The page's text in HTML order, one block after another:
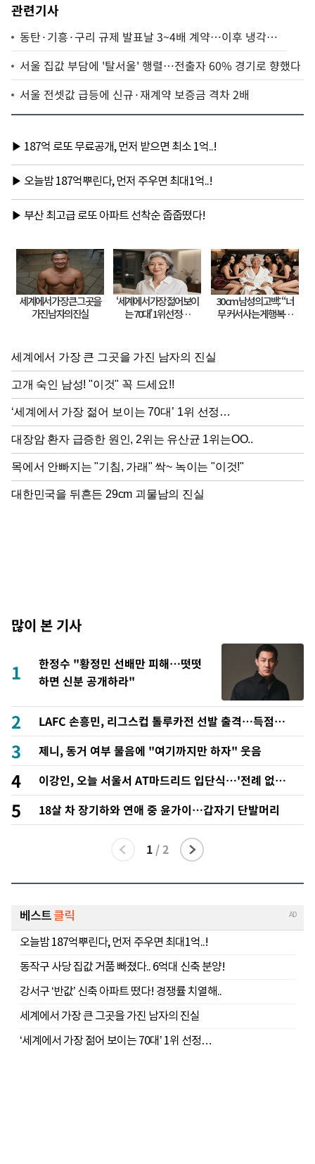
관련기사
동탄·기흥·구리 규제 발표날 3~4배 계약…이후 냉각기
로
서울 집값 부담에 '탈서울' 행렬…전출자 60% 경기로 향했다
서울 전셋값 급등에 신규·재계약 보증금 격차 2배
많이 본 기사
1
한정수 "황정민 선배만 피해…떳떳
하면 신분 공개하라"
2
LAFC 손흥민, 리그스컵 톨루카전 선발 출격…득점포
재가동 도전
3 제니, 동거 여부 물음에 "여기까지만 하자" 웃음
4
이강인, 오늘 서울서 AT마드리드 입단식…'전례 없는
특급대우'
5 18살 차 장기하와 연애 중 윤가이…갑자기 단발머리
1 /2